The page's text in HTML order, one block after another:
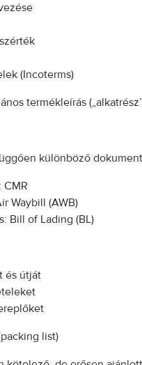
(Incoterms)
termékleírás
különböző
CMR
Waybill (AWB)
Bill of Lading (BL)
és útját
list)